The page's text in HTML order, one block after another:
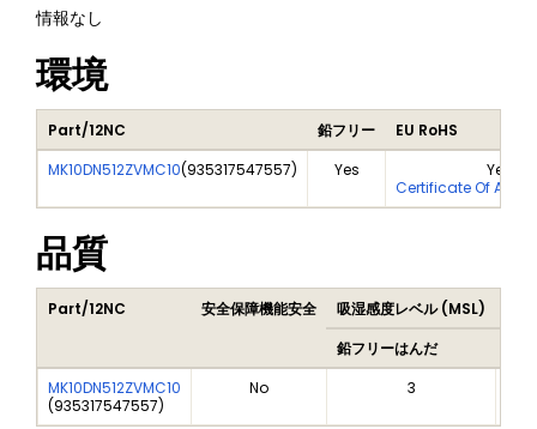
情報なし
環境
Part/12NC 鉛フリー
EU RoHS
MK10DN512ZVMC10(935317547557) Yes
Yes
Certificate Of
品質
Part/12NC 安全保障機能安全 吸湿感度レベル (MSL)
鉛フリーはんだ
MK10DN512ZVMC10
(935317547557)
No 3